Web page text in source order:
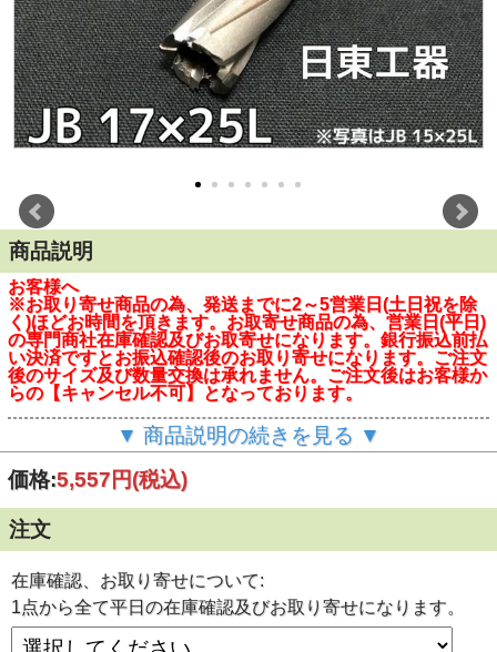
商品説明
お客様へ
※お取り寄せ商品の為、発送までに2～5営業日(土日祝を除
く)ほどお時間を頂きます。お取寄せ商品の為、営業日(平日)
の専門商社在庫確認及びお取寄せになります。銀行振込前払
い決済ですとお振込確認後のお取り寄せになります。ご注文
後のサイズ及び数量交換は承れません。ご注文後はお客様か
らの【キャンセル不可】となっております。
※この商品は在庫変動がはげしい為、商社において欠品にな
ることがございます。その際は2週間～4週間ほどお待たせし
てしまうことがございます。遅れる際はその旨ご連絡致しま
す。商社在庫平日営業時間での確認です。遅れるときはキャ
ご注文前に今一度ご確認くださいませ！
※※サイズ/数量お間違えの無いようにご注文をお願い致し
ます。ご注文後のキャンセル、サイズ交換等は承れませんの
でご注意くださいませ。
※※クレジットカード決済につきましては、原則 日本国内
発行のカードに限らせて頂きます。
▼ 商品説明の続きを見る ▼
価格:5,557円(税込)
注文
在庫確認、お取り寄せについて:
1点から全て平日の在庫確認及びお取り寄せになります。